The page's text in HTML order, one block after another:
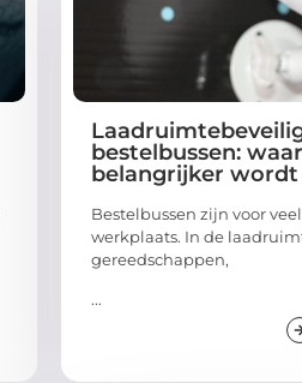
bestelbussen:
belangrijker wordt
Bestelbussen zijn voor
werkplaats. In de
gereedschappen,
...